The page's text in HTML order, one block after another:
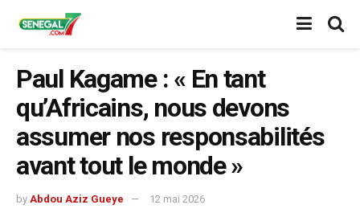
Paul Kagame : « En tant
qu’Africains, nous devons
assumer nos responsabilités
avant tout le monde »
by Abdou Aziz Gueye 12 mai 2026